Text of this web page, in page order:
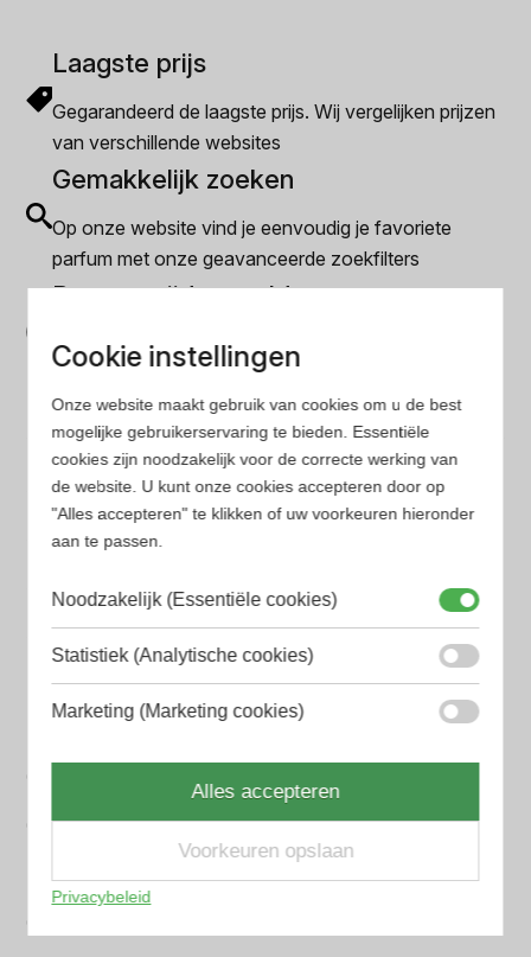
Laagste prijs
Gegarandeerd de laagste prijs. Wij vergelijken prijzen
van verschillende websites
Gemakkelijk zoeken
Op onze website vind je eenvoudig je favoriete
parfum met onze geavanceerde zoekfilters
Bespaar tijd en geld
Wij hebben alle prijzen voor je verzameld zodat jij
minder tijd en geld kwijt bent
Populaire herengeuren
Amouage Heren parfum
Aramis Heren parfum
Azzaro Heren parfum
BALR. Heren parfum
BVLGARI Heren parfum
Creed heren parfum
Cookie instellingen
Onze website maakt gebruik van cookies om u de best
mogelijke gebruikerservaring te bieden. Essentiële
cookies zijn noodzakelijk voor de correcte werking van
de website. U kunt onze cookies accepteren door op
"Alles accepteren" te klikken of uw voorkeuren hieronder
aan te passen.
Noodzakelijk (Essentiële cookies)
Statistiek (Analytische cookies)
Marketing (Marketing cookies)
Alles accepteren
Voorkeuren opslaan
Privacybeleid